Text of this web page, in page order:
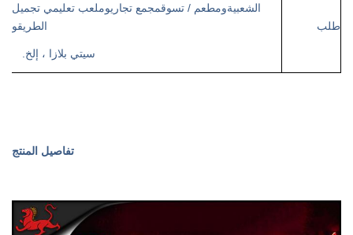
طلب
الشعبيةومطعم / تسوقمجمع تجاريوملعب تعليمي تجميل
الطريقو
سيتي بلازا ، إلخ.
تفاصيل المنتج